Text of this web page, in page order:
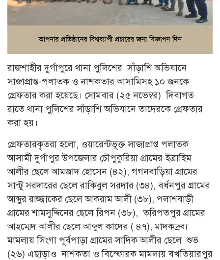
রাজশাহীর দুর্গাপুরে থানা পুলিশের সাঁড়াশি অভিযানে
সাজাপ্রাপ্ত-পলাতক ও নাশকতার আসামিসহ ১০ জনকে
গ্রেফতার করা হয়েছে। সোমবার (২৫ নভেম্বর) দিবাগত
রাতে থানা পুলিশের সাঁড়াশি অভিযানে তাদেরকে গ্রেফতার
করা হয়।
গ্রেফতারকৃতরা হলো, ওয়ারেন্টভূক্ত সাজাপ্রাপ্ত পলাতক
আসামী দুর্গাপুর উপজেলার চৌপুকুরিয়া গ্রামের ইব্রাহিম
আলীর ছেলে আমজাদ হোসেন (৪২), গগনবাড়িয়া গ্রামের
সান্টু সরদারের ছেলে রাকিবুল সরদার (৩৪), বর্ধনপুর গ্রামের
আব্দুর রাজ্জাকের ছেলে আকরাম আলী (৩৮), পলাশবাড়ী
গ্রামের শামসুদ্দিনের ছেলে রিপন (৩৮), তরিপতপুর গ্রামের
আহম্মেদ আলীর ছেলে আব্দুল কাদের ( ৪৭), মাদকদ্রব্য
মামলায় সিংগা পূর্বপাড়া গ্রামের সাদিক আলীর ছেলে শুভ
(২৬) এছাড়াও নাশকতা ও বিস্ফোরক মামলায় বখতিয়ারপুর